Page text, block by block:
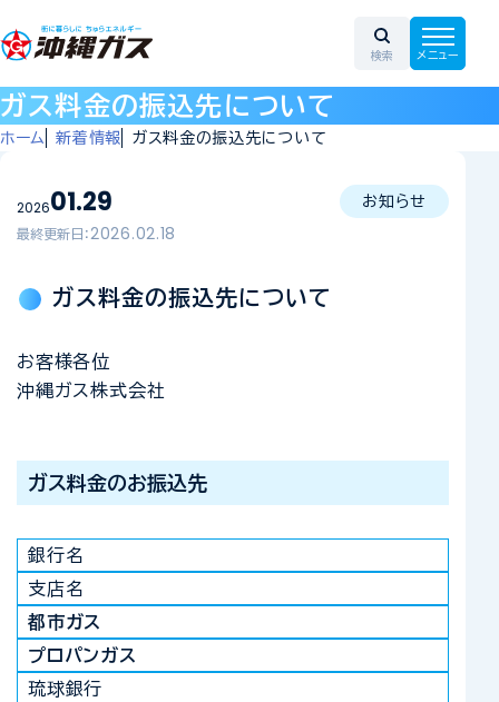
ガス料金の振込先について
ホーム 新着情報 ガス料金の振込先について
202601.29
最終更新日：2026.02.18
お知らせ
ガス料金の振込先について
お客様各位
沖縄ガス株式会社
ガス料金のお振込先
銀行名
支店名
都市ガス
プロパンガス
琉球銀行